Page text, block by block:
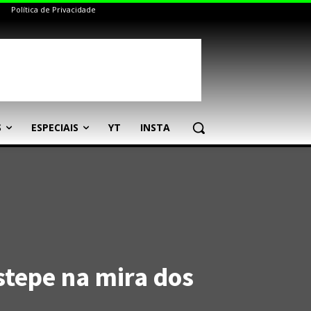
Política de Privacidade
ESPECIAIS YT INSTA
na mira dos